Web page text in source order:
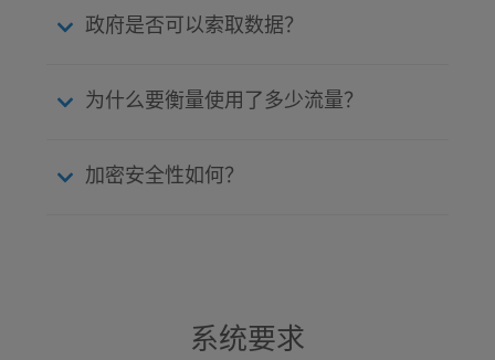
政府是否可以索取数据？
为什么要衡量使用了多少流量？
加密安全性如何？
系统要求